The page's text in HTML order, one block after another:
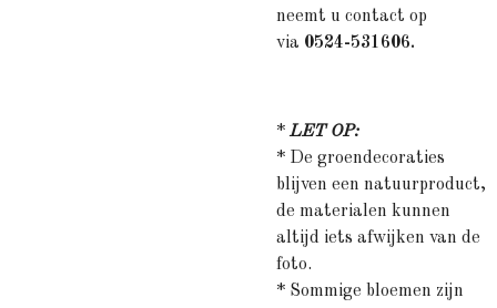
neemt u contact op
via 0524-531606.
*LET OP:
* De groendecoraties
blijven een natuurproduct,
de materialen kunnen
altijd iets afwijken van de
foto.
* Sommige bloemen zijn